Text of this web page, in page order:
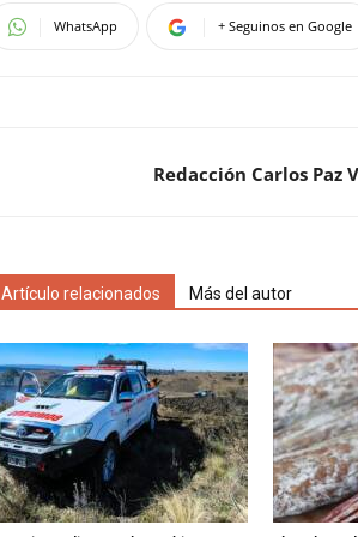
WhatsApp + Seguinos en Google
Redacción Carlos Paz
Artículo relacionados Más del autor